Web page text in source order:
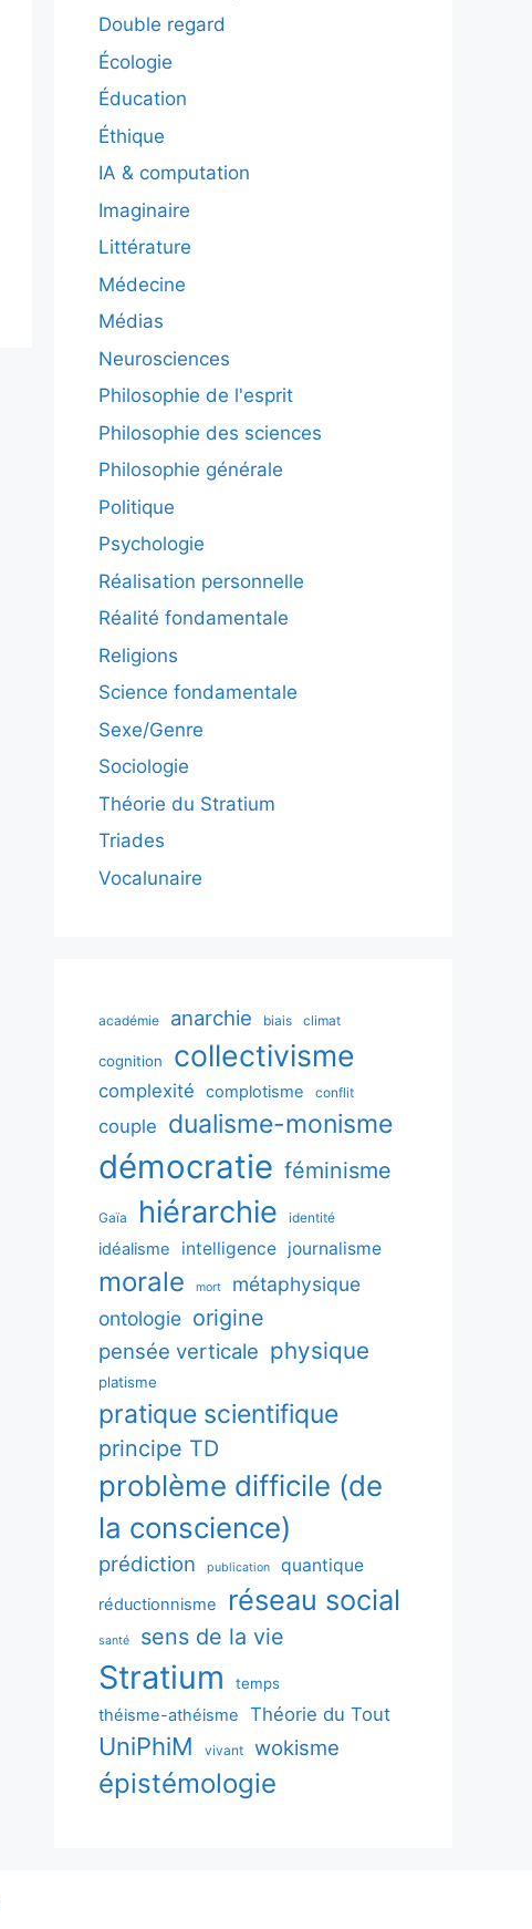
Double regard
Écologie
Éducation
Éthique
IA & computation
Imaginaire
Littérature
Médecine
Médias
Neurosciences
Philosophie de l'esprit
Philosophie des sciences
Philosophie générale
Politique
Psychologie
Réalisation personnelle
Réalité fondamentale
Religions
Science fondamentale
Sexe/Genre
Sociologie
Théorie du Stratium
Triades
Vocalunaire
académie anarchie biais climat
cognition collectivisme
complexité complotisme conflit
couple dualisme-monisme
démocratie féminisme
Gaïa hiérarchie identité
idéalisme intelligence journalisme
morale mort
métaphysique
ontologie origine
pensée verticale physique
platisme
pratique scientifique
principe TD
problème difficile (de
la conscience)
prédiction publication quantique
réductionnisme réseau social
santé sens de la vie
Stratium temps
théisme-athéisme Théorie du Tout
UniPhiM vivant wokisme
épistémologie